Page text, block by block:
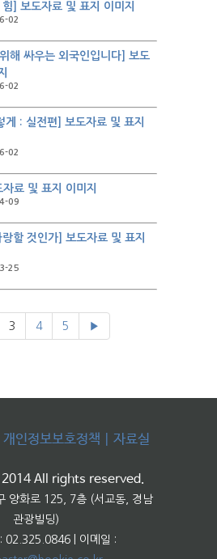
힘] 보도자료 및 표지 이미지
02
해 싸우는 외국인입니다] 보도
02
게 : 실전편] 보도자료 및 표지
02
료 및 표지 이미지
09
랑할 것인가] 보도자료 및 표지
25
3 4 5 ▶
개인정보보호정책
자료실
2014 All rights reserved.
양화로 125, 7층 (서교동, 경남
관광빌딩)
02.325.0846 | 이메일 :